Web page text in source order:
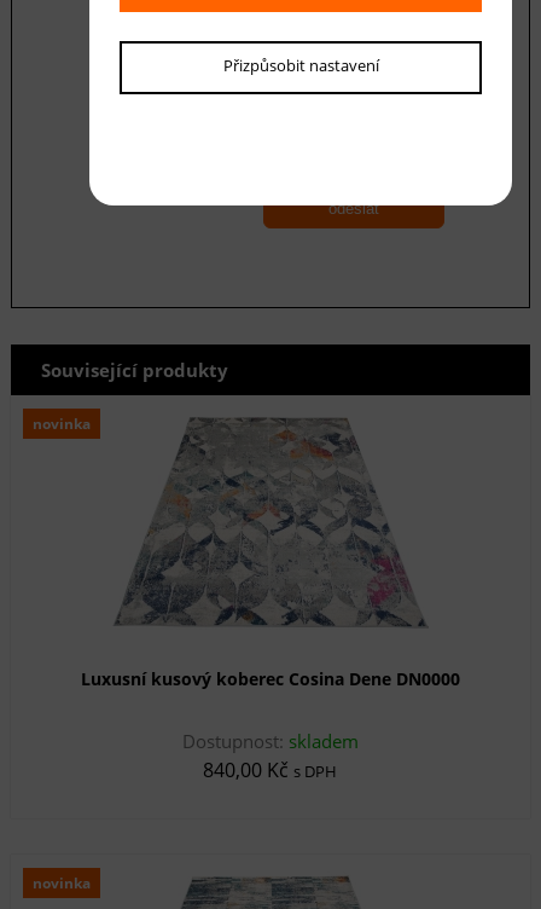
odeslat
Související produkty
novinka
Luxusní kusový koberec Cosina Dene DN0000
Dostupnost: skladem
840,00 Kč s DPH
novinka
Přizpůsobit nastavení